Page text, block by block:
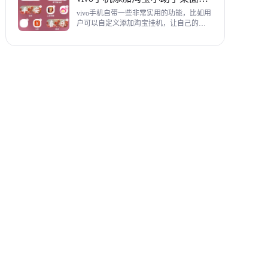
vivo手机自带一些非常实用的功能，比如用
户可以自定义添加淘宝挂机，让自己的购
相当方便，下面为大家带来添加淘宝小助